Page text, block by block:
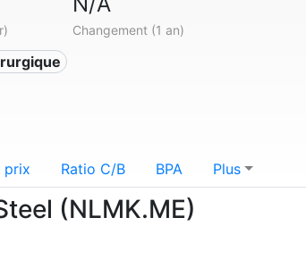
Changement (1 an)
prix Ratio C/B BPA Plus
(NLMK.ME)